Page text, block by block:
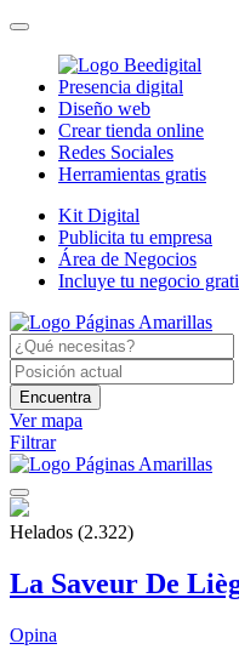
Presencia digital
Diseño web
Crear tienda online
Redes Sociales
Herramientas gratis
Kit Digital
Publicita tu empresa
Área de Negocios
Incluye tu negocio
Encuentra
Ver mapa
Filtrar
Helados (2.322)
La Saveur De
Opina